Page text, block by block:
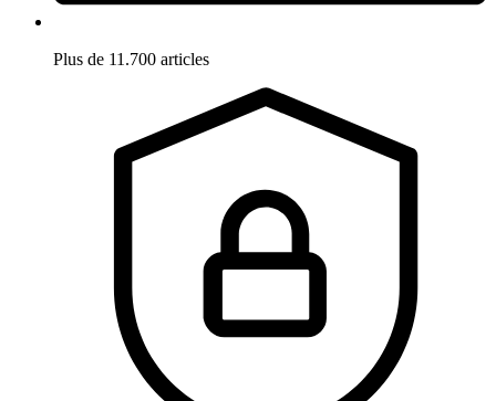
Plus de 11.700 articles